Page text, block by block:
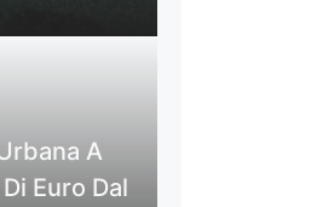
A
Euro Dal